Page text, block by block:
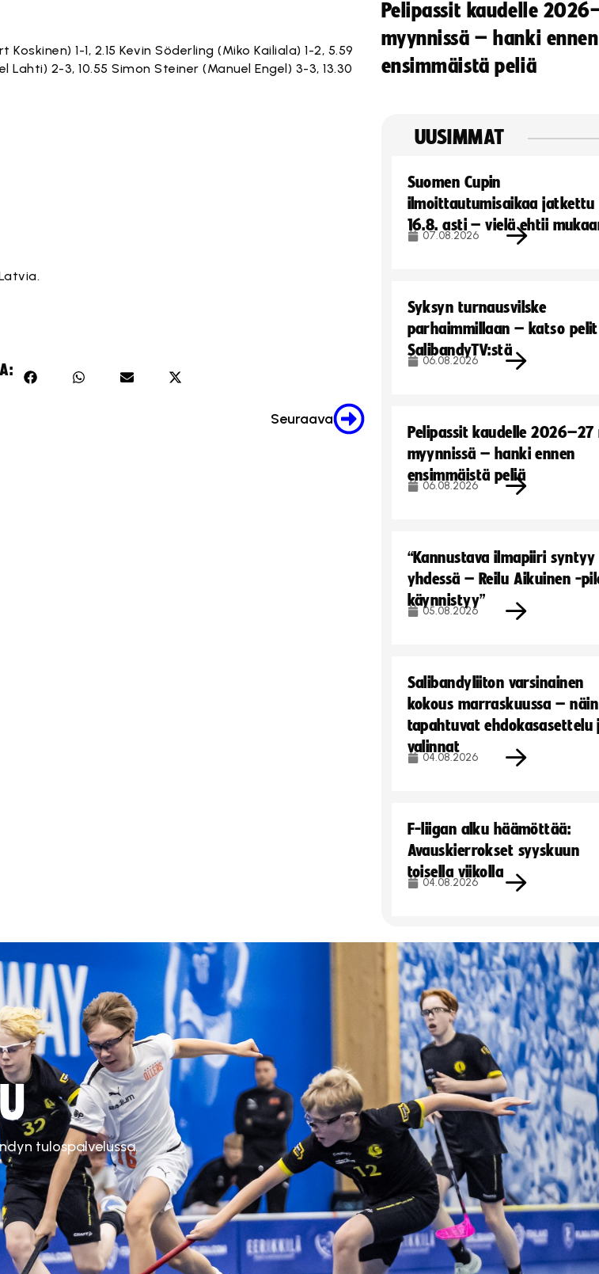
1-1, 2.15 Kevin Söderling (Miko Kailiala) 1-2, 5.59
Lahti) 2-3, 10.55 Simon Steiner (Manuel Engel) 3-3, 13.30
Seuraava
Pelipassit kaudelle
myynnissä – hanki ennen
ensimmäistä peliä
UUSIMMAT
Suomen Cupin
ilmoittautumisaikaa jatkettu
16.8. asti – vielä ehtii
07.08.2026
Syksyn turnausvilske
parhaimmillaan – katso pelit
SalibandyTV:stä
06.08.2026
Pelipassit kaudelle
myynnissä – hanki ennen
ensimmäistä peliä
06.08.2026
“Kannustava ilmapiiri syntyy
yhdessä – Reilu Aikuinen -
käynnistyy”
05.08.2026
Salibandyliiton varsinainen
kokous marraskuussa – näin
tapahtuvat ehdokasasettelu
valinnat
04.08.2026
F-liigan alku häämöttää:
Avauskierrokset syyskuun
toisella viikolla
04.08.2026
tulospalvelussa.